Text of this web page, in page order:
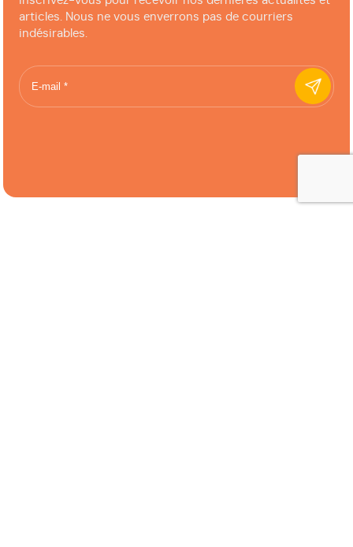
articles. Nous ne vous enverrons pas de courriers
indésirables.